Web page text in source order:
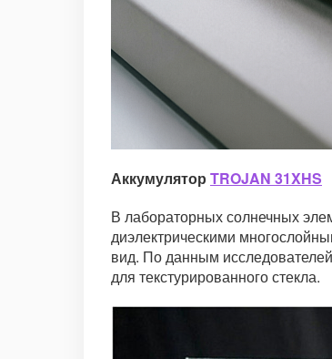
Аккумулятор TROJAN 31XHS
В лабораторных солнечных
диэлектрическими
вид. По данным
для текстурированного стекла.